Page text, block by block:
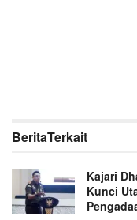
BeritaTerkait
Kajari
Kunci